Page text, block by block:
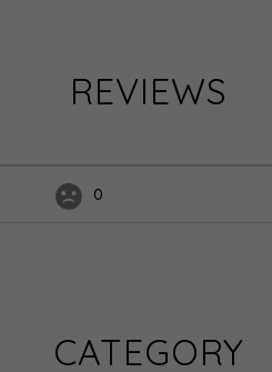
REVIEWS
0
CATEGORY